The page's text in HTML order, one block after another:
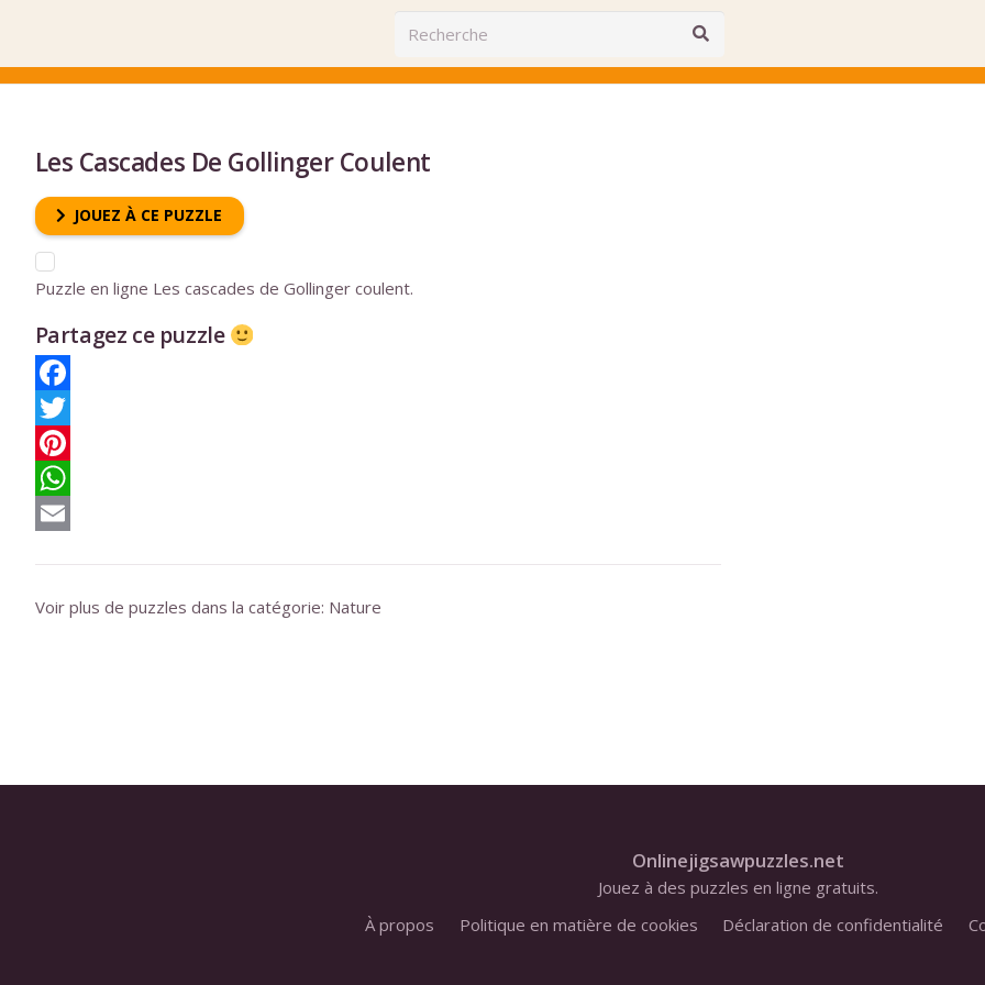
Les Cascades De Gollinger Coulent
JOUEZ À CE PUZZLE
Puzzle en ligne Les cascades de Gollinger coulent.
Partagez ce puzzle
Facebook
Twitter
Pinterest
WhatsApp
Voir plus de puzzles dans la catégorie: Nature
Onlinejigsawpuzzles.net
Jouez à des puzzles en ligne gratuits.
À propos
Politique en matière de cookies Déclaration de confidentialité